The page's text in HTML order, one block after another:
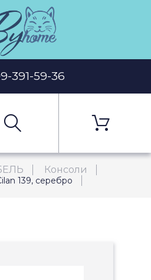
391-59-36
Консоли
139, серебро